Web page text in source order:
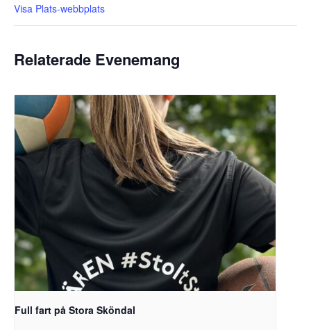
Visa Plats-webbplats
Relaterade Evenemang
Full fart på Stora Sköndal